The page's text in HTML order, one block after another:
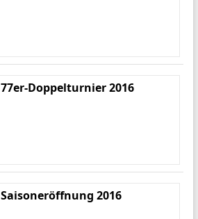
77er-Doppelturnier 2016
Saisoneröffnung 2016